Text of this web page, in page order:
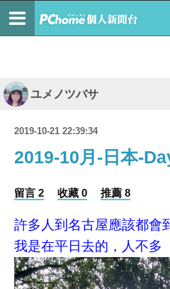
ユメノツバサ
2019-10-21 22:39:34
2019-10月-日本-
留言 2 收藏 0 推薦 8
許多人到名古屋應該都會
我是在平日去的，人不多